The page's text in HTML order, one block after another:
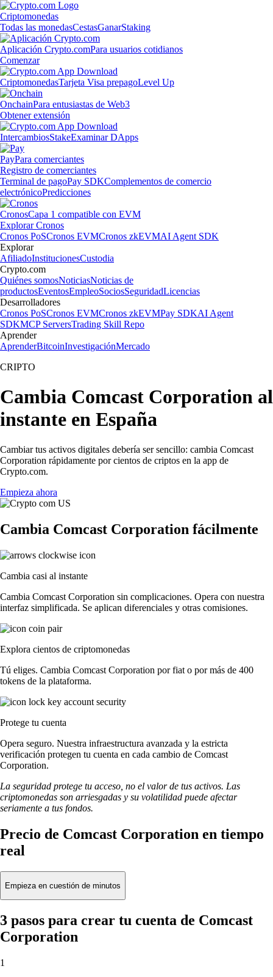
Criptomonedas
Todas las monedasCestasGanarStaking
Aplicación Crypto.comPara usuarios cotidianos
Comenzar
CriptomonedasTarjeta Visa prepagoLevel Up
OnchainPara entusiastas de Web3
Obtener extensión
IntercambiosStakeExaminar DApps
PayPara comerciantes
Registro de comerciantes
Terminal de pagoPay SDKComplementos de comercio
electrónicoPredicciones
CronosCapa 1 compatible con EVM
Explorar Cronos
Cronos PoSCronos EVMCronos zkEVMAI Agent SDK
Explorar
AfiliadoInstitucionesCustodia
Crypto.com
Quiénes somosNoticiasNoticias de
productosEventosEmpleoSociosSeguridadLicencias
Desarrolladores
Cronos PoSCronos EVMCronos zkEVMPay SDKAI Agent
SDKMCP ServersTrading Skill Repo
Aprender
AprenderBitcoinInvestigaciónMercado
CRIPTO
Cambia Comcast Corporation al
instante en España
Cambiar tus activos digitales debería ser sencillo: cambia Comcast
Corporation rápidamente por cientos de criptos en la app de
Crypto.com.
Empieza ahora
Cambia Comcast Corporation fácilmente
Cambia casi al instante
Cambia Comcast Corporation sin complicaciones. Opera con nuestra
interfaz simplificada. Se aplican diferenciales y otras comisiones.
Explora cientos de criptomonedas
Tú eliges. Cambia Comcast Corporation por fiat o por más de 400
tokens de la plataforma.
Protege tu cuenta
Opera seguro. Nuestra infraestructura avanzada y la estricta
verificación protegen tu cuenta en cada cambio de Comcast
Corporation.
La seguridad protege tu acceso, no el valor de tus activos. Las
criptomonedas son arriesgadas y su volatilidad puede afectar
seriamente a tus fondos.
Precio de Comcast Corporation en tiempo
real
Empieza en cuestión de minutos
3 pasos para crear tu cuenta de Comcast
Corporation
1